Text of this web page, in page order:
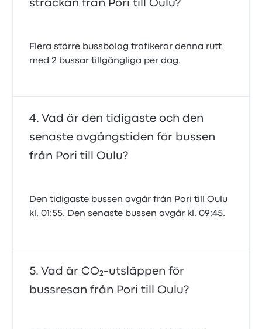
sträckan från Pori till Oulu?
Flera större bussbolag trafikerar denna rutt
med 2 bussar tillgängliga per dag.
Vad är den tidigaste och den
senaste avgångstiden för bussen
från Pori till Oulu?
Den tidigaste bussen avgår från Pori till Oulu
kl. 01:55. Den senaste bussen avgår kl. 09:45.
Vad är CO₂-utsläppen för
bussresan från Pori till Oulu?